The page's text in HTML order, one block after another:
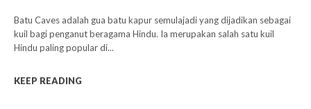
Batu Caves adalah gua batu kapur semulajadi yang dijadikan sebagai
kuil bagi penganut beragama Hindu. Ia merupakan salah satu kuil
Hindu paling popular di...
KEEP READING